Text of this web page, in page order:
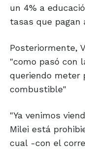
un 4% a
tasas que pagan
Posteriormente,
"como pasó con
queriendo meter
combustible"
"Ya venimos
Milei está
cual -con el